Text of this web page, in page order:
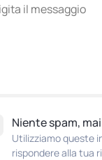
Niente spam,
Utilizziamo queste
rispondere alla tua